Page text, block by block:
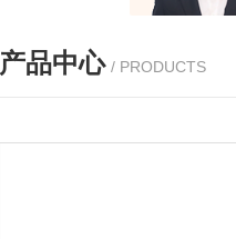
产品中心 / PRODUCTS